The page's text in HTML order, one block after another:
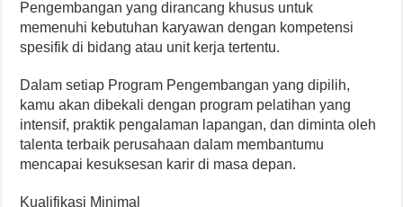
Pengembangan yang dirancang khusus untuk
memenuhi kebutuhan karyawan dengan kompetensi
spesifik di bidang atau unit kerja tertentu.
Dalam setiap Program Pengembangan yang dipilih,
kamu akan dibekali dengan program pelatihan yang
intensif, praktik pengalaman lapangan, dan diminta oleh
talenta terbaik perusahaan dalam membantumu
mencapai kesuksesan karir di masa depan.
Kualifikasi Minimal